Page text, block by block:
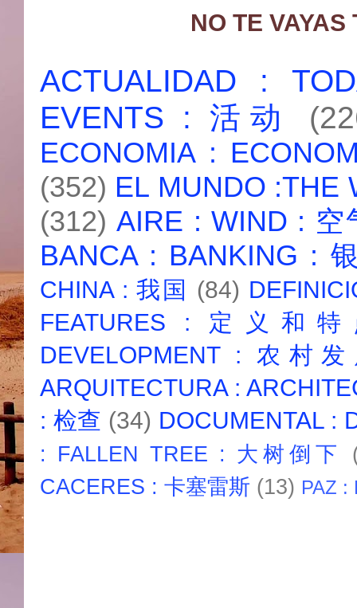
NO TE
ACTUALIDAD :
EVENTS : 活动
ECONOMIA :
(352) EL MUNDO :THE
(312) AIRE : WIND : 空
BANCA : BANKING :
CHINA : 我国 (84)
FEATURES : 定义和
DEVELOPMENT : 农村
ARQUITECTURA :
: 检查 (34) DOCUMENTAL :
: FALLEN TREE : 大树倒下
CACERES : 卡塞雷斯 (13) PAZ :